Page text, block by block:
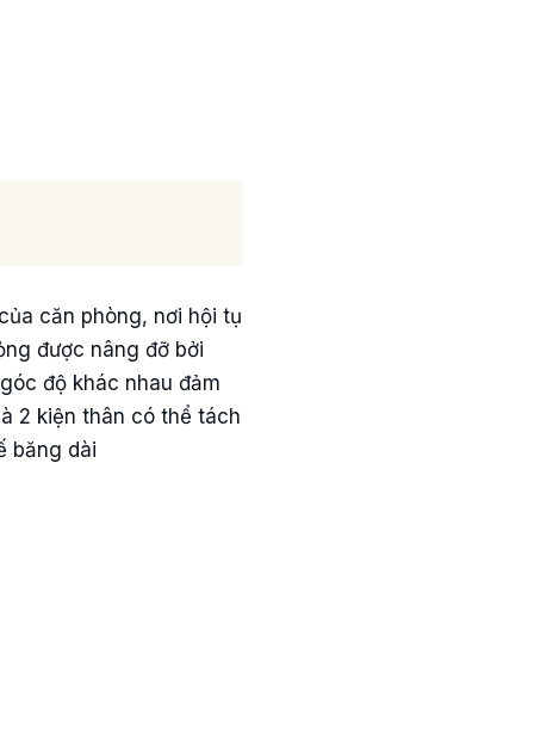
căn phòng, nơi hội tụ
được nâng đỡ bởi
độ khác nhau đảm
2 kiện thân có thể tách
băng dài